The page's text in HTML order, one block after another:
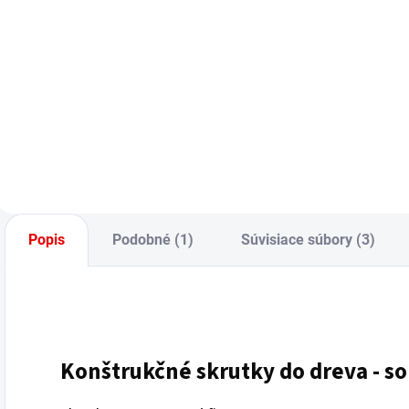
Popis Podobné (1) Súvisiace súbory (3)
Konštrukčné skrutky do dreva -